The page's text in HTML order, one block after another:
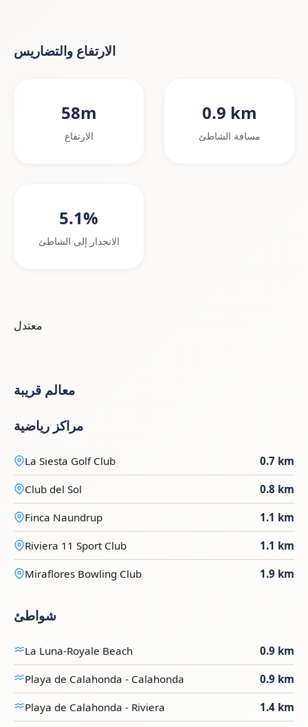
الارتفاع والتضاريس
58m
الارتفاع
0.9 km
مسافة الشاطئ
5.1%
الانحدار إلى الشاطئ
معتدل
معالم قريبة
مراكز رياضية
La Siesta Golf Club 0.7 km
Club del Sol 0.8 km
Finca Naundrup 1.1 km
Riviera 11 Sport Club 1.1 km
Miraflores Bowling Club 1.9 km
شواطئ
La Luna-Royale Beach 0.9 km
Playa de Calahonda - Calahonda 0.9 km
Playa de Calahonda - Riviera 1.4 km